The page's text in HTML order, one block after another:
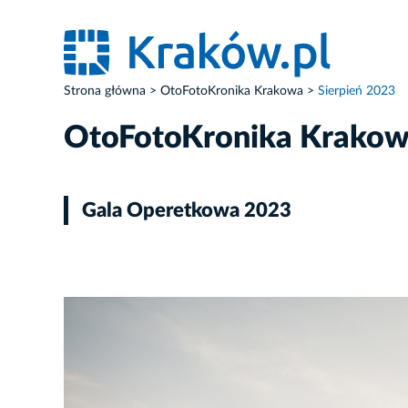
Strona główna OtoFotoKronika Krakowa Sierpień 2023
OtoFotoKronika
Gala Operetkowa 2023